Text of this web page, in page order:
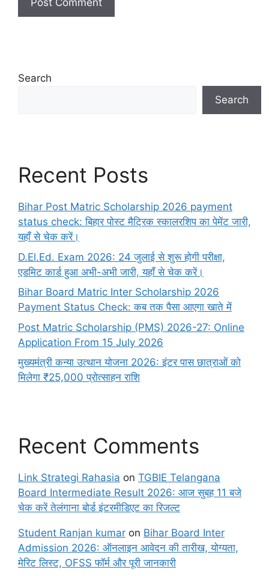
Search
Search
Recent Posts
Bihar Post Matric Scholarship 2026 payment
status check: बिहार पोस्ट मैट्रिक स्कालरशिप का पेमेंट जारी,
यहाँ से चेक करें।
D.El.Ed. Exam 2026: 24 जुलाई से शुरू होगी परीक्षा,
एडमिट कार्ड हुआ अभी-अभी जारी, यहाँ से चेक करें।
Bihar Board Matric Inter Scholarship 2026
Payment Status Check: कब तक पैसा आएगा खाते में
Post Matric Scholarship (PMS) 2026-27: Online
Application From 15 July 2026
मुख्यमंत्री कन्या उत्थान योजना 2026: इंटर पास छात्राओं को
मिलेगा ₹25,000 प्रोत्साहन राशि
Recent Comments
Link Strategi Rahasia on TGBIE Telangana
Board Intermediate Result 2026: आज सुबह 11 बजे
चेक करें तेलंगाना बोर्ड इंटरमीडिएट का रिजल्ट
Student Ranjan kumar on Bihar Board Inter
Admission 2026: ऑनलाइन आवेदन की तारीख, योग्यता,
मेरिट लिस्ट, OFSS फॉर्म और पूरी जानकारी